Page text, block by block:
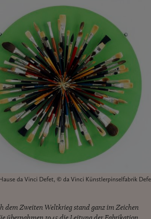
da Vinci Defet, © da Vinci Künstlerpinselfabrik
dem Zweiten Weltkrieg stand ganz im Zeichen